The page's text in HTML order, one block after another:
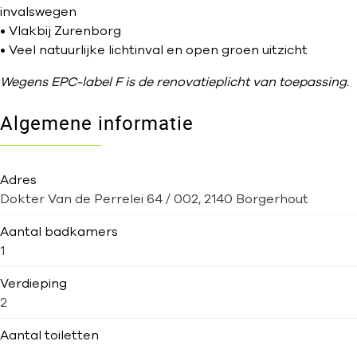
invalswegen
• Vlakbij Zurenborg
• Veel natuurlijke lichtinval en open groen uitzicht
Wegens EPC-label F is de renovatieplicht van toepassing.
Algemene informatie
Adres
Dokter Van de Perrelei 64 / 002, 2140 Borgerhout
Aantal badkamers
1
Verdieping
2
Aantal toiletten